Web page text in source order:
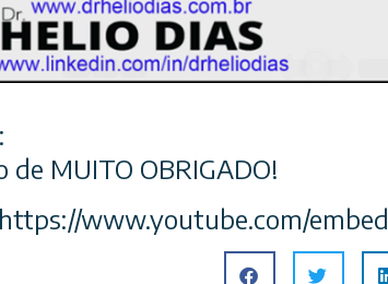
de MUITO OBRIGADO!
www.youtube.com/